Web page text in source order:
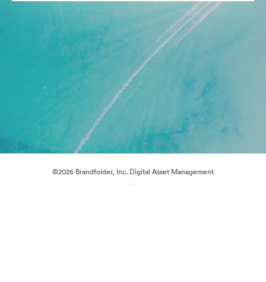
©2026 Brandfolder, Inc. Digital Asset Management
·